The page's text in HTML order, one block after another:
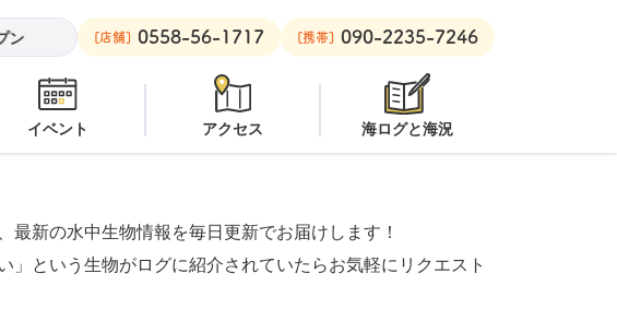
黄金崎ビーチ：オープン 安良里ボート：オープン
[店舗] 0558-56-1717 [携帯] 090-2235-7246
イベント アクセス 海ログと海況
最新の水中生物情報を毎日更新でお届けします！
」という生物がログに紹介されていたらお気軽にリクエスト